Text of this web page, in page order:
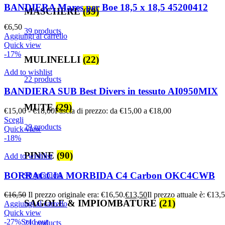
MASCHERE(39)
39 products
MULINELLI (22)
22 products
MUTE(29)
29 products
PINNE (90)
90 products
SAGOLE & IMPIOMBATURE (21)
21 products
BANDIERA Mares per Boe 18,5 x 18,5 45200412
€6,50
Aggiungi al carrello
Quick view
-17%
Add to wishlist
BANDIERA SUB Best Divers in tessuto AI0950MIX
€15,00 - €18,00Fascia di prezzo: da €15,00 a €18,00
Scegli
Quick view
-18%
Add to wishlist
BORRACCIA MORBIDA C4 Carbon OKC4CWB
€16,50 Il prezzo originale era: €16,50.€13,50Il prezzo attuale è:
Aggiungi al carrello
Quick view
-27%Sold out